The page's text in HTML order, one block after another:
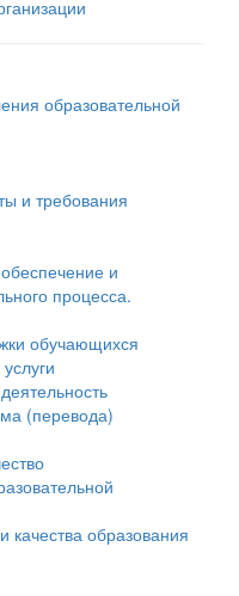
образовательной
и требования
и
процесса.
обучающихся
(перевода)
качества образования